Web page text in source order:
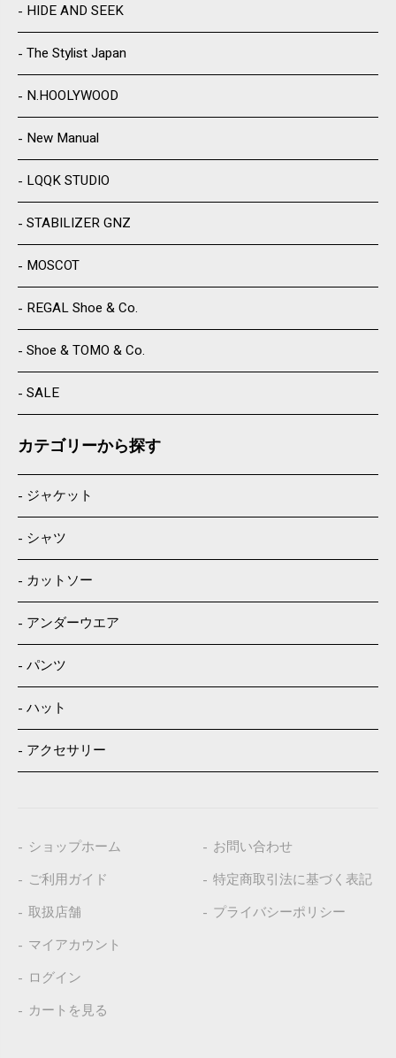
HIDE AND SEEK
The Stylist Japan
N.HOOLYWOOD
New Manual
LQQK STUDIO
STABILIZER GNZ
MOSCOT
REGAL Shoe & Co.
Shoe & TOMO & Co.
SALE
カテゴリーから探す
ジャケット
シャツ
カットソー
アンダーウエア
パンツ
ハット
アクセサリー
ショップホーム
ご利用ガイド
取扱店舗
お問い合わせ
特定商取引法に基づく表記
プライバシーポリシー
マイアカウント
ログイン
カートを見る